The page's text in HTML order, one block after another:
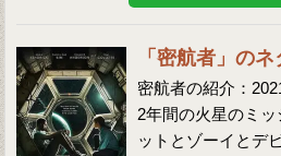
「密航者」の
密航者の紹介：
2年間の火星のミ
ットとゾーイとデ